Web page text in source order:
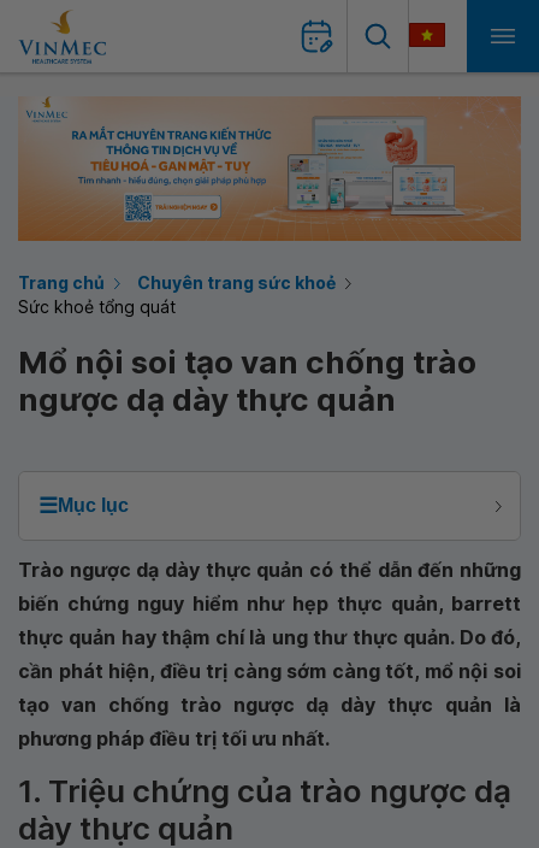
Trang chủ
Chuyên trang sức khoẻ
Sức khoẻ tổng quát
Mổ nội soi tạo van chống trào
ngược dạ dày thực quản
☰Mục lục
Trào ngược dạ dày thực quản có thể dẫn đến những
biến chứng nguy hiểm như hẹp thực quản, barrett
thực quản hay thậm chí là ung thư thực quản. Do đó,
cần phát hiện, điều trị càng sớm càng tốt, mổ nội soi
tạo van chống trào ngược dạ dày thực quản là
phương pháp điều trị tối ưu nhất.
1. Triệu chứng của trào ngược dạ
dày thực quản